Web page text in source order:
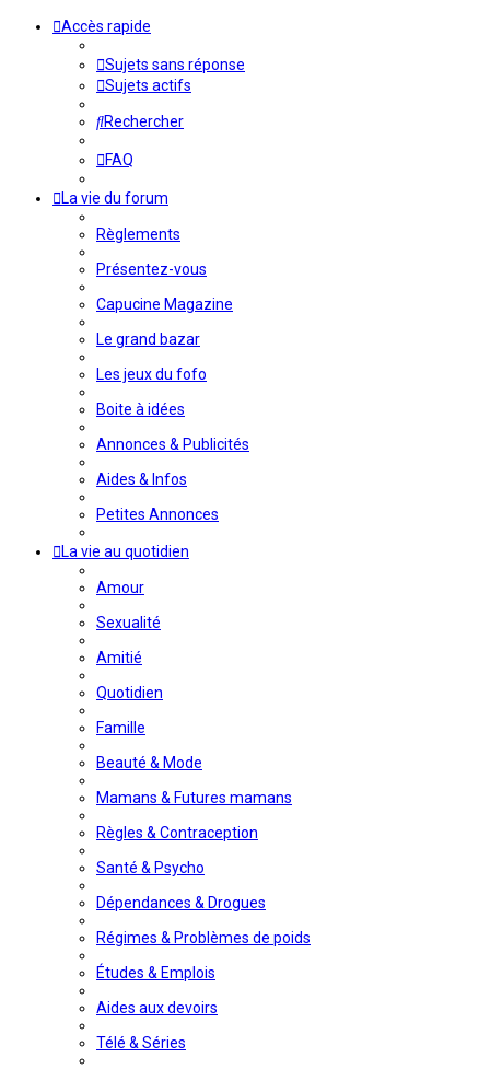
Accès rapide
Sujets sans réponse
Sujets actifs
Rechercher
FAQ
La vie du forum
Règlements
Présentez-vous
Capucine Magazine
Le grand bazar
Les jeux du fofo
Boite à idées
Annonces & Publicités
Aides & Infos
Petites Annonces
La vie au quotidien
Amour
Sexualité
Amitié
Quotidien
Famille
Beauté & Mode
Mamans & Futures mamans
Règles & Contraception
Santé & Psycho
Dépendances & Drogues
Régimes & Problèmes de poids
Études & Emplois
Aides aux devoirs
Télé & Séries